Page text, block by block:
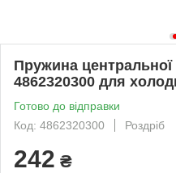
Пружина центральної
4862320300 для
Готово до відправки
Код: 4862320300
Роздріб
242 ₴